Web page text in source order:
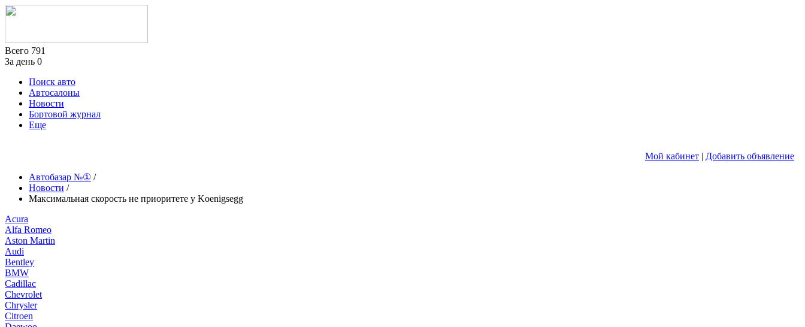
Всего 791
За день 0
Поиск авто
Автосалоны
Новости
Бортовой журнал
Еще
Мой кабинет | Добавить объявление
Автобазар №① /
Новости /
Максимальная скорость не приоритете у Koenigsegg
Acura
Alfa Romeo
Aston Martin
Audi
Bentley
BMW
Cadillac
Chevrolet
Chrysler
Citroen